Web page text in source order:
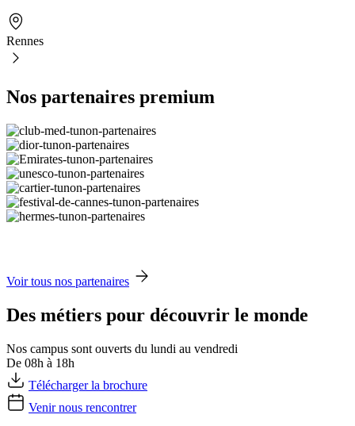
Rennes
Nos partenaires premium
Voir tous nos partenaires
Des métiers pour découvrir le monde
Nos campus sont ouverts du lundi au vendredi
De 08h à 18h
Télécharger la brochure
Venir nous rencontrer